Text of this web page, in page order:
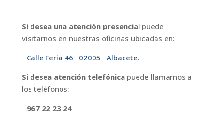
Si desea una atención presencialpuede
visitarnos en nuestras oficinas ubicadas en:
Calle Feria 46 · 02005 · Albacete.
Si desea atención telefónicapuede llamarnos a
los teléfonos:
967 22 23 24